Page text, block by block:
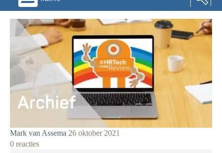
Mark van Assema 26 oktober 2021
0 reacties